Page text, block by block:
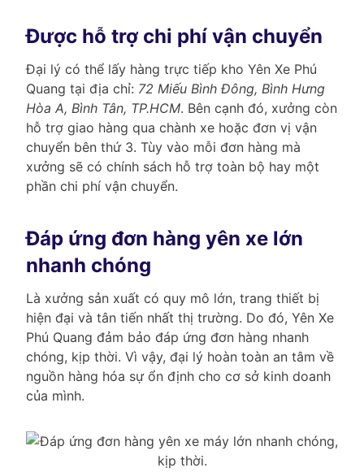
Được hỗ trợ chi phí vận chuyển
Đại lý có thể lấy hàng trực tiếp kho Yên Xe Phú
Quang tại địa chỉ: 72 Miếu Bình Đông, Bình Hưng
Hòa A, Bình Tân, TP.HCM. Bên cạnh đó, xưởng còn
hỗ trợ giao hàng qua chành xe hoặc đơn vị vận
chuyển bên thứ 3. Tùy vào mỗi đơn hàng mà
xưởng sẽ có chính sách hỗ trợ toàn bộ hay một
phần chi phí vận chuyển.
Đáp ứng đơn hàng yên xe lớn
nhanh chóng
Là xưởng sản xuất có quy mô lớn, trang thiết bị
hiện đại và tân tiến nhất thị trường. Do đó, Yên Xe
Phú Quang đảm bảo đáp ứng đơn hàng nhanh
chóng, kịp thời. Vì vậy, đại lý hoàn toàn an tâm về
nguồn hàng hóa sự ổn định cho cơ sở kinh doanh
của mình.